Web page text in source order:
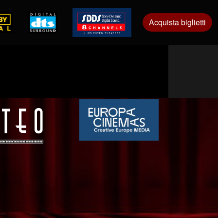
Acquista biglietti